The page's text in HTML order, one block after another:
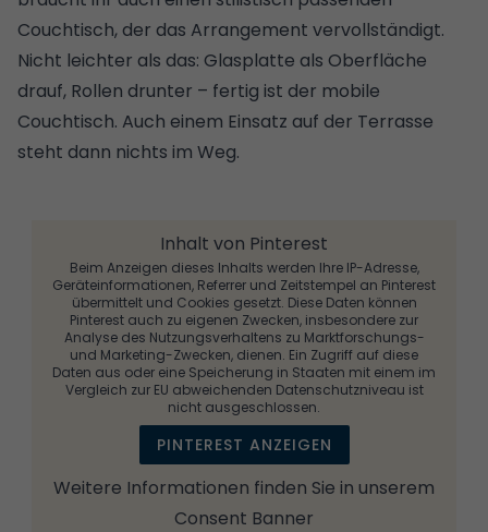
Couchtisch, der das Arrangement vervollständigt.
Nicht leichter als das: Glasplatte als Oberfläche
drauf, Rollen drunter – fertig ist der mobile
Couchtisch. Auch einem Einsatz auf der Terrasse
steht dann nichts im Weg.
Inhalt von Pinterest
Beim Anzeigen dieses Inhalts werden Ihre IP-Adresse,
Geräteinformationen, Referrer und Zeitstempel an Pinterest
übermittelt und Cookies gesetzt. Diese Daten können
Pinterest auch zu eigenen Zwecken, insbesondere zur
Analyse des Nutzungsverhaltens zu Marktforschungs-
und Marketing-Zwecken, dienen. Ein Zugriff auf diese
Daten aus oder eine Speicherung in Staaten mit einem im
Vergleich zur EU abweichenden Datenschutzniveau ist
nicht ausgeschlossen.
PINTEREST ANZEIGEN
Weitere Informationen finden Sie in unserem
Consent Banner